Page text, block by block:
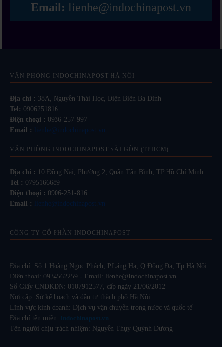
Email: lienhe@indochinapost.vn
VĂN PHÒNG INDOCHINAPOST HÀ NỘI
Địa chỉ : 38A, Nguyễn Thái Học, Điện Biên Ba Đình
Tel: 0906251816
Điện thoại : 0936-257-997
Email :
lienhe@indochinapost.vn
VĂN PHÒNG INDOCHINAPOST SÀI GÒN (TPHCM)
Địa chỉ : 10 Đồng Nai, Phường 2, Quận Tân Bình, TP Hồ Chí Minh
Tel : 0795166689
Điện thoại : 0906-251-816
Email :
lienhe@indochinapost.vn
CÔNG TY CỔ PHẦN INDOCHINAPOST
Địa chỉ: Số 1 Hoàng Ngọc Phách, P.Láng Hạ, Q.Đống Đa, Tp.Hà Nội.
Điện thoại: 0934562259 - Email: lienhe@Indochinapost.vn
Số Giấy CNĐKDN: 0107912577, cấp ngày 21/06/2012
Nơi cấp: Sở kế hoạch và đầu tư thành phố Hà Nội
Lĩnh vực kinh doanh: Dịch vụ vận chuyển trong nước và quốc tế
Địa chỉ tên miền: Indochinapost.vn
Tên người chịu trách nhiệm: Nguyễn Thụy Quỳnh Dương